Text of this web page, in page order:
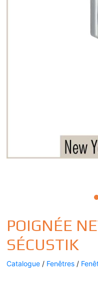
POIGNÉE
SÉCUSTIK
Catalogue / Fenêtres /